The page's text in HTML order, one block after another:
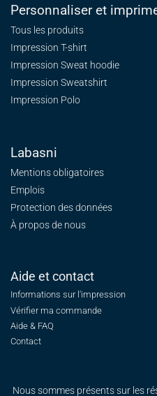
Personnaliser et
Tous les produits
Impression T-shirt
Impression Sweat hoodie
Impression Sweatshirt
Impression Polo
Labasni
Mentions obligatoires
Emplois
Protection des données
À propos de nous
Aide et contact
Informations sur l'impression
Vérifier ma commande
Aide & FAQ
Contact
Nous sommes présents sur les